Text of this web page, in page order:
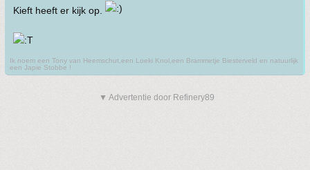
Kieft heeft er kijk op.
Ik noem een Tony van Heemschut,een Loeki Knol,een Brammetje Biesterveld en natuurlijk
een Japie Stobbe !
▼ Advertentie door Refinery89